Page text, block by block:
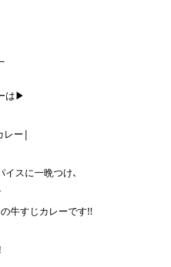
は▶
レー|
スに一晩つけ､
牛すじカレーです!!